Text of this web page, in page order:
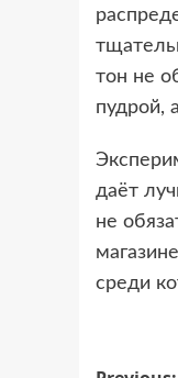
тон не
пудрой,
даёт
не
среди